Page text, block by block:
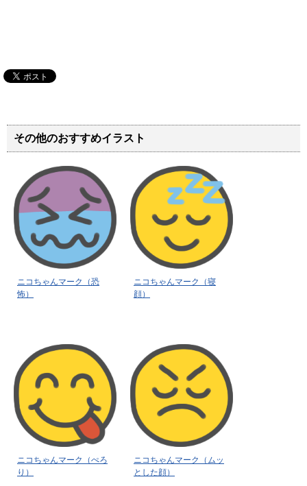
その他のおすすめイラスト
ニコちゃんマーク（恐
怖）
ニコちゃんマーク（寝
顔）
ニコちゃんマーク（ぺろ
り）
ニコちゃんマーク（ムッ
とした顔）